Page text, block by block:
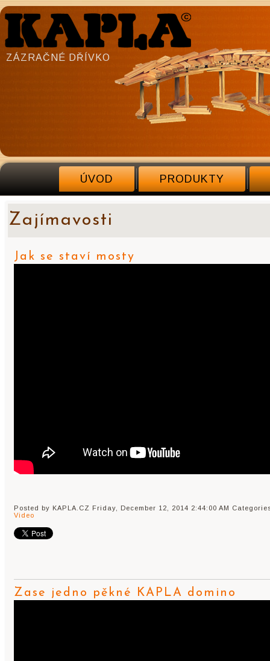
ZÁZRAČNÉ DŘÍVKO
ÚVOD PRODUKTY
Zajímavosti
Jak se staví mosty
Posted by KAPLA.CZ Friday, December 12, 2014 2:44:00 AM
Video
Zase jedno pěkné KAPLA domino